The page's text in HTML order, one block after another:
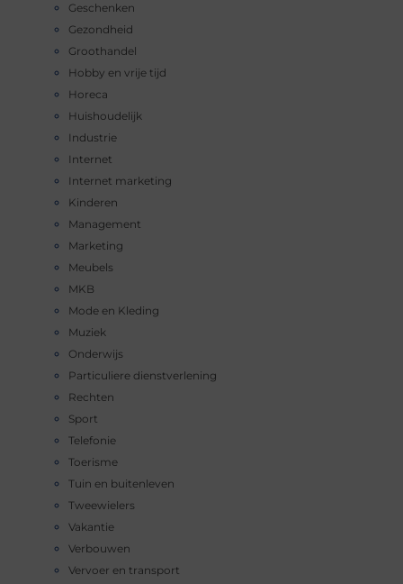
Geschenken
Gezondheid
Groothandel
Hobby en vrije tijd
Horeca
Huishoudelijk
Industrie
Internet
Internet marketing
Kinderen
Management
Marketing
Meubels
MKB
Mode en Kleding
Muziek
Onderwijs
Particuliere dienstverlening
Rechten
Sport
Telefonie
Toerisme
Tuin en buitenleven
Tweewielers
Vakantie
Verbouwen
Vervoer en transport